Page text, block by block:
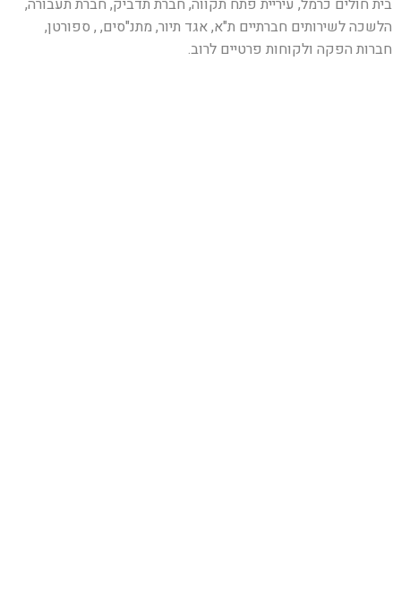
בית חולים כרמל, עיריית פתח תקווה, חברת תדביק, חברת תעבורה,
הלשכה לשירותים חברתיים ת"א, אגד תיור, מתנ"סים, , ספורטן,
חברות הפקה ולקוחות פרטיים לרוב.